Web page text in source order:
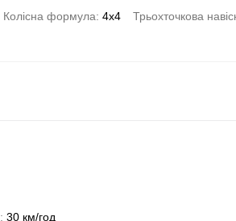
Колісна формула 4x4 Трьохточкова
30 км/год